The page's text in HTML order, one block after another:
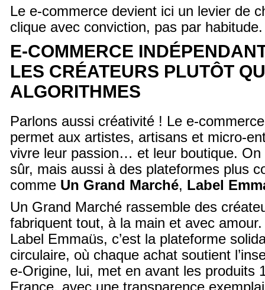
Le e-commerce devient ici un levier de
clique avec conviction, pas par habitude.
E-COMMERCE
LES CRÉATEURS PLUTÔT
ALGORITHMES
Parlons aussi créativité ! Le e-
permet aux artistes, artisans et micro-
vivre leur passion… et leur boutique.
sûr, mais aussi à des plateformes plus
comme Un Grand Marché, Label
Un Grand Marché rassemble des
fabriquent tout, à la main et avec amour.
Label Emmaüs, c’est la plateforme
circulaire, où chaque achat soutient
e-Origine, lui, met en avant les produits